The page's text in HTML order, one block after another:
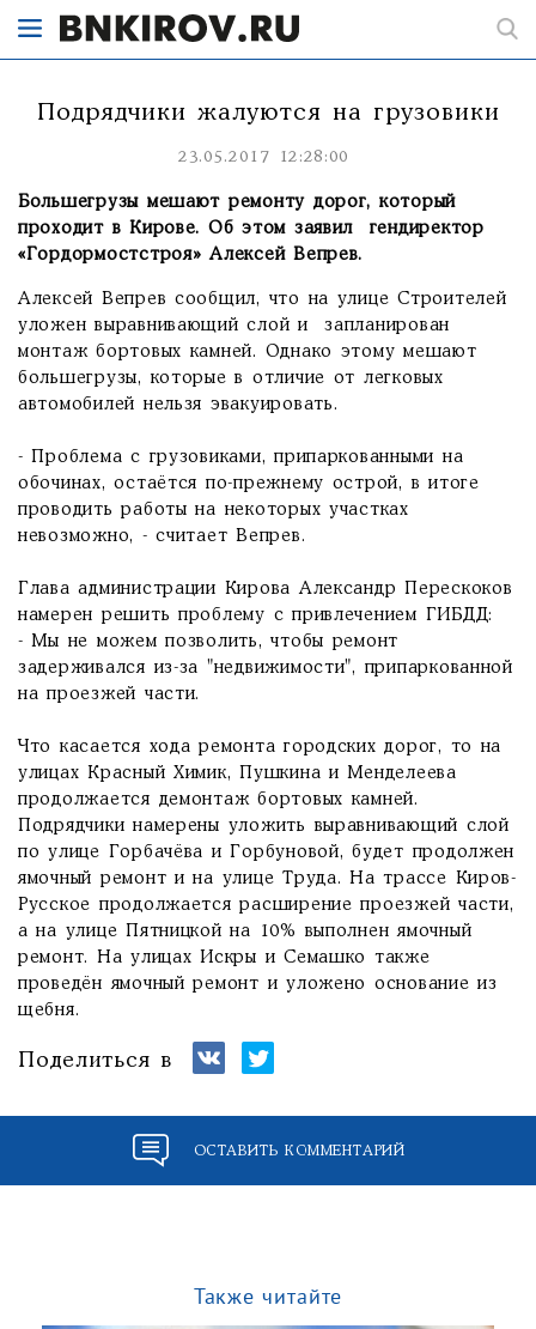
Подрядчики жалуются на грузовики
23.05.2017 12:28:00
Большегрузы мешают ремонту дорог, который
проходит в Кирове. Об этом заявил гендиректор
«Гордормостстроя» Алексей Вепрев.
Алексей Вепрев сообщил, что на улице Строителей
уложен выравнивающий слой и запланирован
монтаж бортовых камней. Однако этому мешают
большегрузы, которые в отличие от легковых
автомобилей нельзя эвакуировать.
- Проблема с грузовиками, припаркованными на
обочинах, остаётся по-прежнему острой, в итоге
проводить работы на некоторых участках
невозможно, - считает Вепрев.
Глава администрации Кирова Александр Перескоков
намерен решить проблему с привлечением ГИБДД:
- Мы не можем позволить, чтобы ремонт
задерживался из-за "недвижимости", припаркованной
на проезжей части.
Что касается хода ремонта городских дорог, то на
улицах Красный Химик, Пушкина и Менделеева
продолжается демонтаж бортовых камней.
Подрядчики намерены уложить выравнивающий слой
по улице Горбачёва и Горбуновой, будет продолжен
ямочный ремонт и на улице Труда. На трассе Киров-
Русское продолжается расширение проезжей части,
а на улице Пятницкой на 10% выполнен ямочный
ремонт. На улицах Искры и Семашко также
проведён ямочный ремонт и уложено основание из
щебня.
Поделиться в
ОСТАВИТЬ КОММЕНТАРИЙ
Также читайте